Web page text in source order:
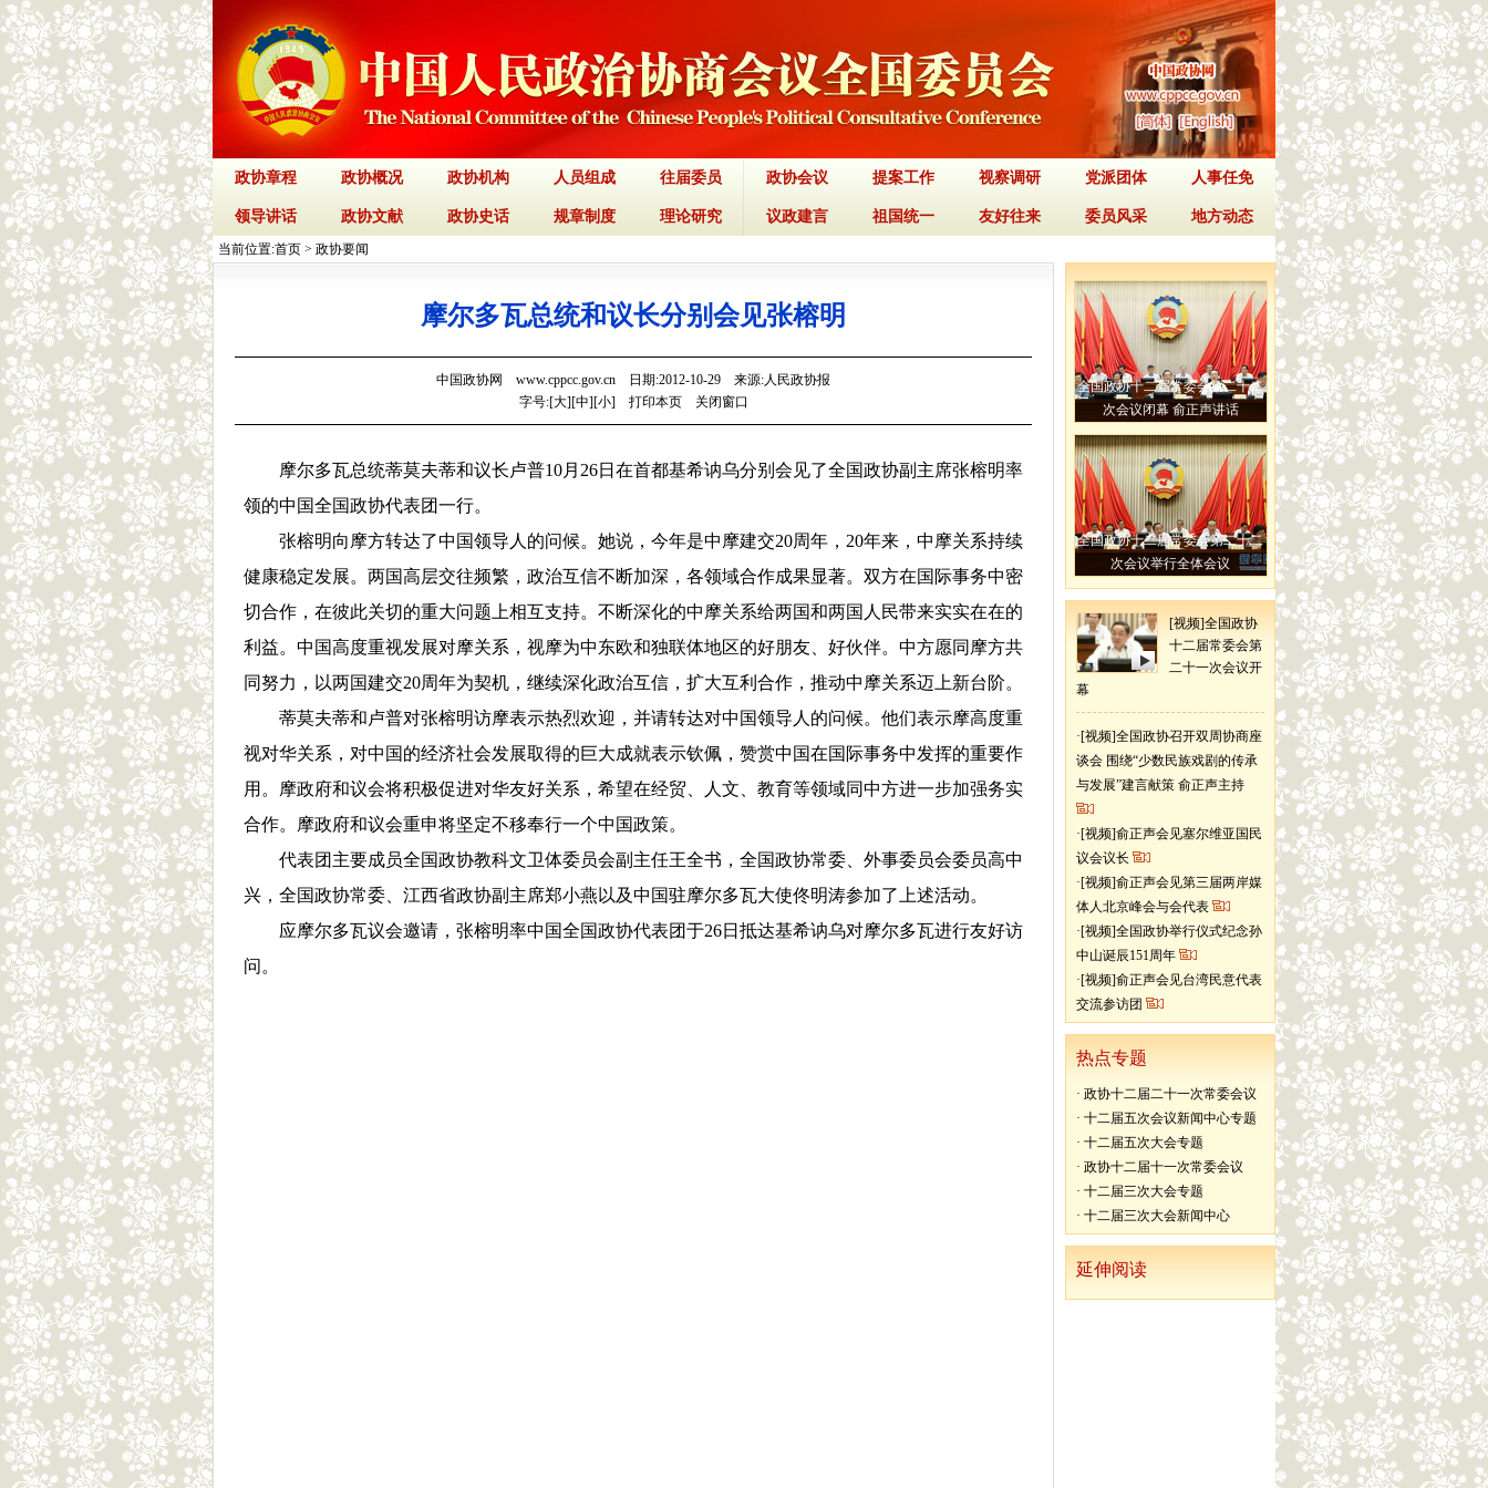
政协章程 政协概况 政协机构 人员组成 往届委员
领导讲话 政协文献 政协史话 规章制度 理论研究
政协会议 提案工作 视察调研 党派团体 人事任免
议政建言 祖国统一 友好往来 委员风采 地方动态
当前位置:首页 > 政协要闻
摩尔多瓦总统和议长分别会见张榕明
中国政协网 www.cppcc.gov.cn 日期:2012-10-29 来源:人民政协报
字号:[大][中][小] 打印本页 关闭窗口
摩尔多瓦总统蒂莫夫蒂和议长卢普10月26日在首都基希讷乌分别会见了全国政协副主席张榕明率
领的中国全国政协代表团一行。
张榕明向摩方转达了中国领导人的问候。她说，今年是中摩建交20周年，20年来，中摩关系持续
健康稳定发展。两国高层交往频繁，政治互信不断加深，各领域合作成果显著。双方在国际事务中密
切合作，在彼此关切的重大问题上相互支持。不断深化的中摩关系给两国和两国人民带来实实在在的
利益。中国高度重视发展对摩关系，视摩为中东欧和独联体地区的好朋友、好伙伴。中方愿同摩方共
同努力，以两国建交20周年为契机，继续深化政治互信，扩大互利合作，推动中摩关系迈上新台阶。
蒂莫夫蒂和卢普对张榕明访摩表示热烈欢迎，并请转达对中国领导人的问候。他们表示摩高度重
视对华关系，对中国的经济社会发展取得的巨大成就表示钦佩，赞赏中国在国际事务中发挥的重要作
用。摩政府和议会将积极促进对华友好关系，希望在经贸、人文、教育等领域同中方进一步加强务实
合作。摩政府和议会重申将坚定不移奉行一个中国政策。
代表团主要成员全国政协教科文卫体委员会副主任王全书，全国政协常委、外事委员会委员高中
兴，全国政协常委、江西省政协副主席郑小燕以及中国驻摩尔多瓦大使佟明涛参加了上述活动。
应摩尔多瓦议会邀请，张榕明率中国全国政协代表团于26日抵达基希讷乌对摩尔多瓦进行友好访
问。
全国政协十二届常委会第二十二
次会议闭幕 俞正声讲话
全国政协十二届常委会第二十二
次会议举行全体会议
[视频]全国政协
十二届常委会第
二十一次会议开
幕
·[视频]全国政协召开双周协商座
谈会 围绕“少数民族戏剧的传承
与发展”建言献策 俞正声主持
·[视频]俞正声会见塞尔维亚国民
议会议长
·[视频]俞正声会见第三届两岸媒
体人北京峰会与会代表
·[视频]全国政协举行仪式纪念孙
中山诞辰151周年
·[视频]俞正声会见台湾民意代表
交流参访团
热点专题
·政协十二届二十一次常委会议
·十二届五次会议新闻中心专题
·十二届五次大会专题
·政协十二届十一次常委会议
·十二届三次大会专题
·十二届三次大会新闻中心
延伸阅读